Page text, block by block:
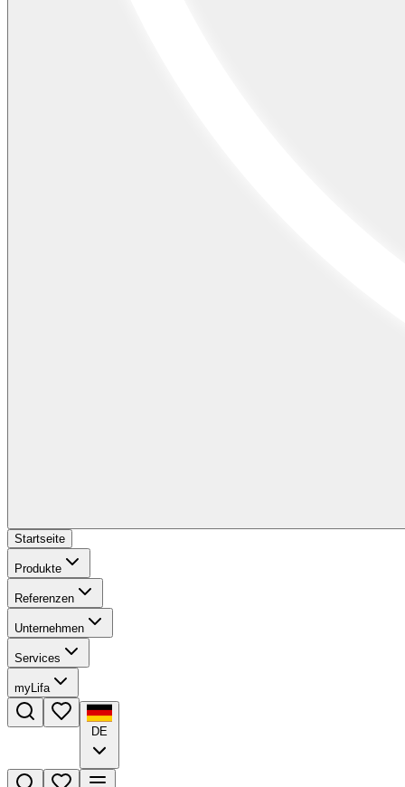
Startseite
Produkte
Referenzen
Unternehmen
Services
myLifa
DE